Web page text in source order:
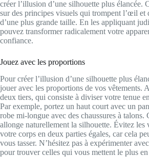
créer l’illusion d’une silhouette plus élancée.
sur des principes visuels qui trompent l’œil et
d’une plus grande taille. En les appliquant
pouvez transformer radicalement votre
confiance.
Jouez avec les proportions
Pour créer l’illusion d’une silhouette plus
jouer avec les proportions de vos vêtements.
deux tiers, qui consiste à diviser votre tenue
Par exemple, portez un haut court avec un
robe mi-longue avec des chaussures à talons.
allonge naturellement la silhouette. Évitez les
votre corps en deux parties égales, car cela
vous tasser. N’hésitez pas à expérimenter
pour trouver celles qui vous mettent le plus